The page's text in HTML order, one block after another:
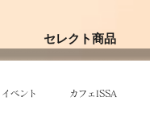
セレクト商品
イベント カフェISSA